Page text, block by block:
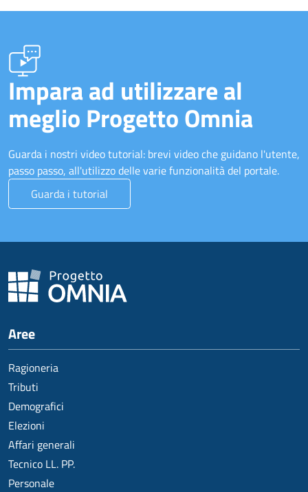
Impara ad utilizzare al
meglio Progetto Omnia
Guarda i nostri video tutorial: brevi video che guidano l'utente,
passo passo, all'utilizzo delle varie funzionalità del portale.
Guarda i tutorial
Aree
Ragioneria
Tributi
Demografici
Elezioni
Affari generali
Tecnico LL. PP.
Personale